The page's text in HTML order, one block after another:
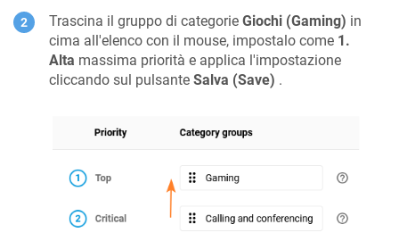
Trascina il gruppo di categorie Giochi (Gaming) in
cima all'elenco con il mouse, impostalo come 1.
Alta massima priorità e applica l'impostazione
cliccando sul pulsante Salva (Save) .